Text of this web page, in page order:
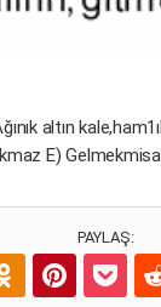
altın
E)
PAYLAŞ: